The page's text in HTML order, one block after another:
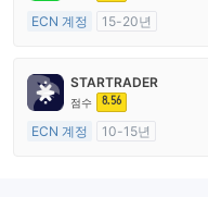
ECN 계정
15-20년
외환 거래 라이선스 (MM)
마스터 레이블 MT4
STARTRADER
점수 8.56
ECN 계정
10-15년